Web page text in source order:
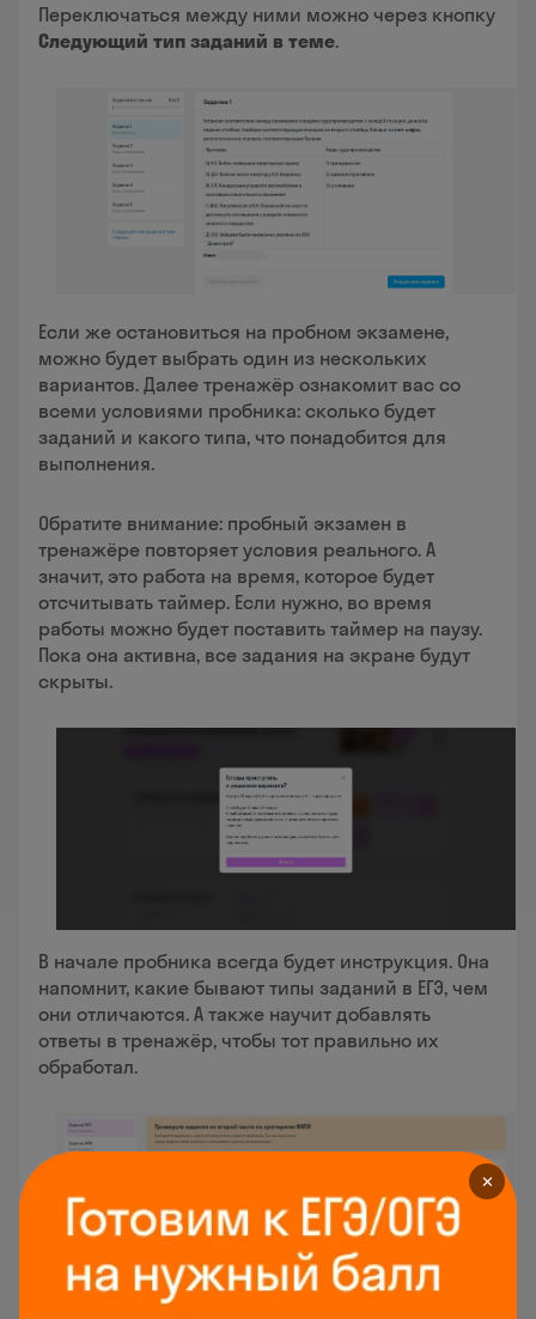
Переключаться между ними можно через кнопку
Следующий тип заданий в теме.
Если же остановиться на пробном экзамене,
можно будет выбрать один из нескольких
вариантов. Далее тренажёр ознакомит вас со
всеми условиями пробника: сколько будет
заданий и какого типа, что понадобится для
выполнения.
Обратите внимание: пробный экзамен в
тренажёре повторяет условия реального. А
значит, это работа на время, которое будет
отсчитывать таймер. Если нужно, во время
работы можно будет поставить таймер на паузу.
Пока она активна, все задания на экране будут
скрыты.
В начале пробника всегда будет инструкция. Она
напомнит, какие бывают типы заданий в ЕГЭ, чем
они отличаются. А также научит добавлять
ответы в тренажёр, чтобы тот правильно их
обработал.
✕